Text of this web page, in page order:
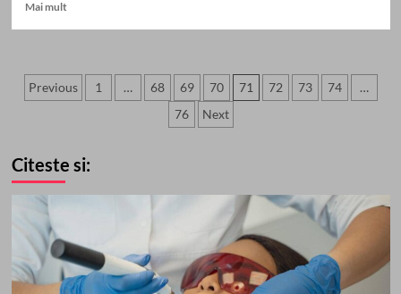
Mai multRead
locul
unde
născut
–
Paginație
Previous 1 … 68 69 70 71 72 73 74
…
76
Next
Citeste si: